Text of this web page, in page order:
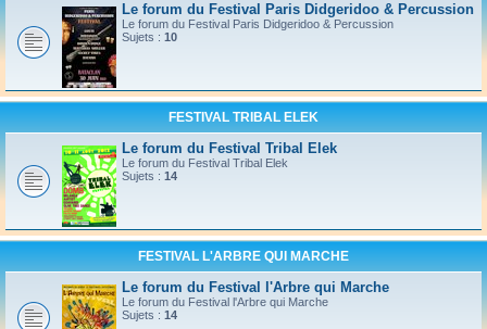
Le forum du Festival Paris Didgeridoo & Percussion
Le forum du Festival Paris Didgeridoo & Percussion
Sujets : 10
FESTIVAL TRIBAL ELEK
Le forum du Festival Tribal Elek
Le forum du Festival Tribal Elek
Sujets : 14
FESTIVAL L'ARBRE QUI MARCHE
Le forum du Festival l'Arbre qui Marche
Le forum du Festival l'Arbre qui Marche
Sujets : 14